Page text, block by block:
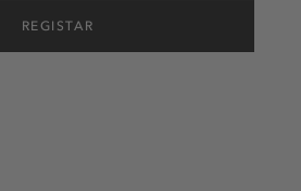
REGISTAR